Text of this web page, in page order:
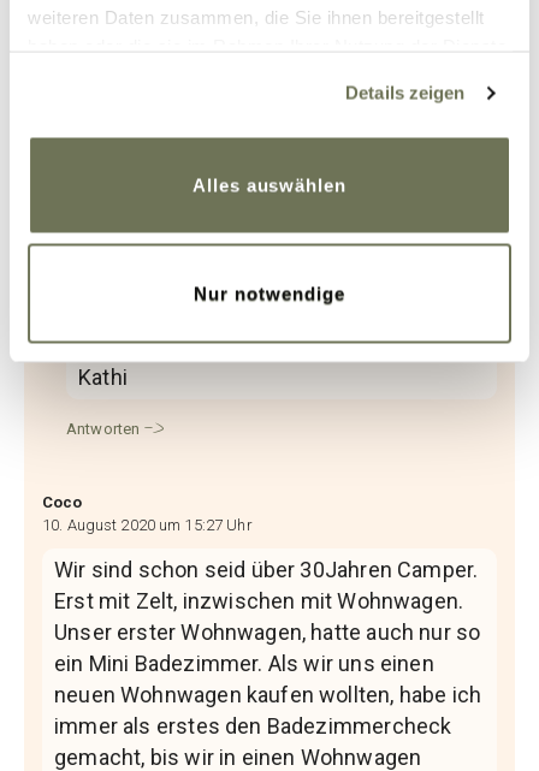
weiteren Daten zusammen, die Sie ihnen bereitgestellt
Cookies, wenn Sie unsere Webseite weiterhin nutzen.
Weitere Informationen finden Sie in unserer
Details zeigen
Alles auswählen
Nur notwendige
Komfort . Ein Wagen mit Hochdach +
bequemere Alternative! Ich drück euch
die Daumen dass ihr schnell was
Liebe Grüße
Kathi
Antworten
Coco
10. August 2020 um 15:27 Uhr
Wir sind schon seid über 30Jahren Camper.
Erst mit Zelt, inzwischen mit Wohnwagen.
Unser erster Wohnwagen, hatte auch nur so
ein Mini Badezimmer. Als wir uns einen
neuen Wohnwagen kaufen wollten, habe ich
immer als erstes den Badezimmercheck
gemacht, bis wir in einen Wohnwagen